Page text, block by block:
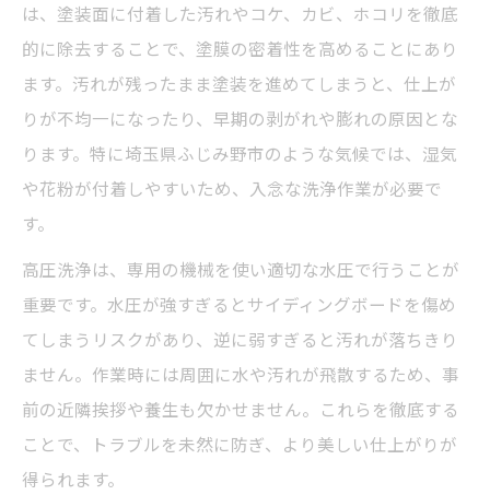
は、塗装面に付着した汚れやコケ、カビ、ホコリを徹底
的に除去することで、塗膜の密着性を高めることにあり
ます。汚れが残ったまま塗装を進めてしまうと、仕上が
りが不均一になったり、早期の剥がれや膨れの原因とな
ります。特に埼玉県ふじみ野市のような気候では、湿気
や花粉が付着しやすいため、入念な洗浄作業が必要で
す。
高圧洗浄は、専用の機械を使い適切な水圧で行うことが
重要です。水圧が強すぎるとサイディングボードを傷め
てしまうリスクがあり、逆に弱すぎると汚れが落ちきり
ません。作業時には周囲に水や汚れが飛散するため、事
前の近隣挨拶や養生も欠かせません。これらを徹底する
ことで、トラブルを未然に防ぎ、より美しい仕上がりが
得られます。